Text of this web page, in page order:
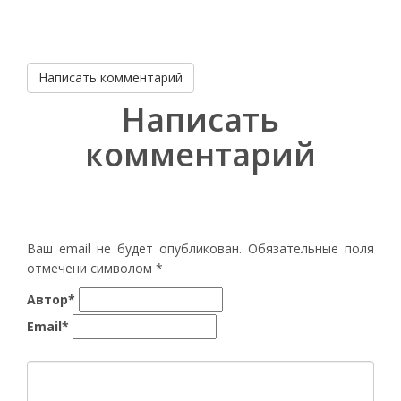
Написать комментарий
Написать
комментарий
Ваш email не будет опубликован. Обязательные поля
отмечени символом *
Автор*
Email*